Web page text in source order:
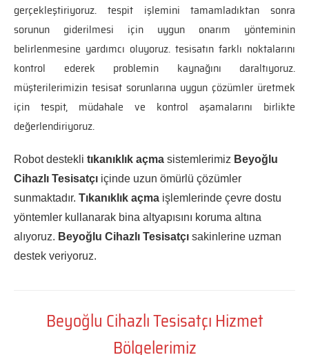
gerçekleştiriyoruz. tespit işlemini tamamladıktan sonra
sorunun giderilmesi için uygun onarım yönteminin
belirlenmesine yardımcı oluyoruz. tesisatın farklı noktalarını
kontrol ederek problemin kaynağını daraltıyoruz.
müşterilerimizin tesisat sorunlarına uygun çözümler üretmek
için tespit, müdahale ve kontrol aşamalarını birlikte
değerlendiriyoruz.
Robot destekli tıkanıklık açma sistemlerimiz Beyoğlu
Cihazlı Tesisatçı içinde uzun ömürlü çözümler
sunmaktadır. Tıkanıklık açma işlemlerinde çevre dostu
yöntemler kullanarak bina altyapısını koruma altına
alıyoruz. Beyoğlu Cihazlı Tesisatçı sakinlerine uzman
destek veriyoruz.
Beyoğlu Cihazlı Tesisatçı Hizmet
Bölgelerimiz